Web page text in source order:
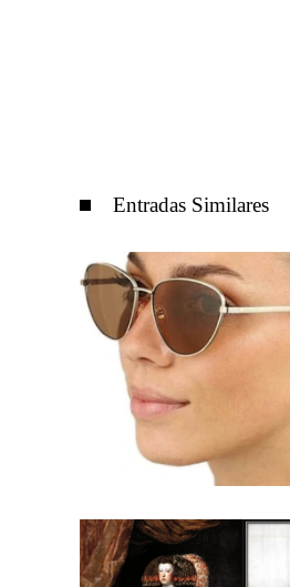
Entradas Similares